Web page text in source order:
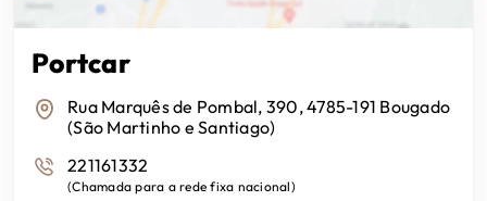
Ar Condicionado Automático
Auto-Rádio
Portcar
Rua Marquês de Pombal, 390, 4785-191 Bougado
(São Martinho e Santiago)
221161332
(Chamada para a rede fixa nacional)